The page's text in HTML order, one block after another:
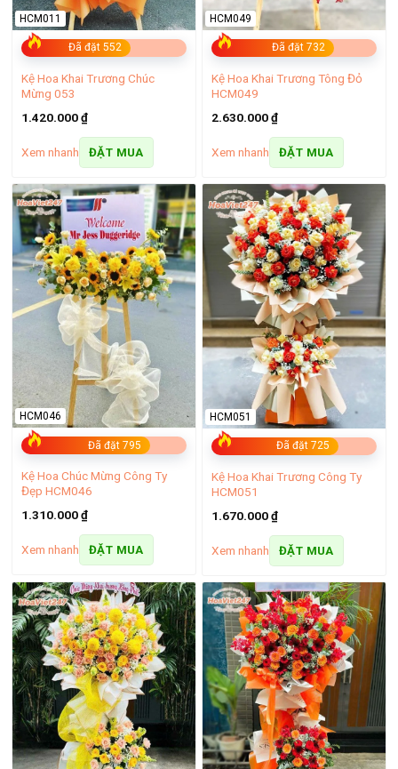
Kệ hoa viếng lan tím
Trong những phút giây mất mát, một vòng hoa chia buồn là
sự thể hiện lòng thành kính, chia sẻ sự đau thương với gia
đình người đã khuất. Shop hoa tươi ba đình mang đến cho
khách hàng 3 tông màu hoa viếng nổi bật như vàng, tím và
trắng với đa dạng kiểu dáng.
Kệ hoa viếng hiện đại từ hồng trắng và lan trắng:Thể
hiện sự tôn kính, cầu mong linh hồn người đã khuất được
Đã đặt 552
HCM011
Kệ Hoa Khai Trương Chúc
Mừng 053
1.420.000₫
Xem nhanh ĐẶT MUA
Đã đặt 732
HCM049
Kệ Hoa Khai Trương Tông Đỏ
HCM049
2.630.000₫
Xem nhanh ĐẶT MUA
Đã đặt 795
HCM046
Kệ Hoa Chúc Mừng Công Ty
Đẹp HCM046
1.310.000₫
Xem nhanh ĐẶT MUA
Đã đặt 725
HCM051
Kệ Hoa Khai Trương Công Ty
HCM051
1.670.000₫
Xem nhanh ĐẶT MUA